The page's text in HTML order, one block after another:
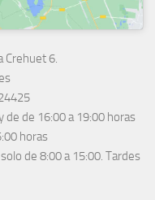
Crehuet 6.
de de 16:00 a 19:00 horas
horas
de 8:00 a 15:00. Tardes